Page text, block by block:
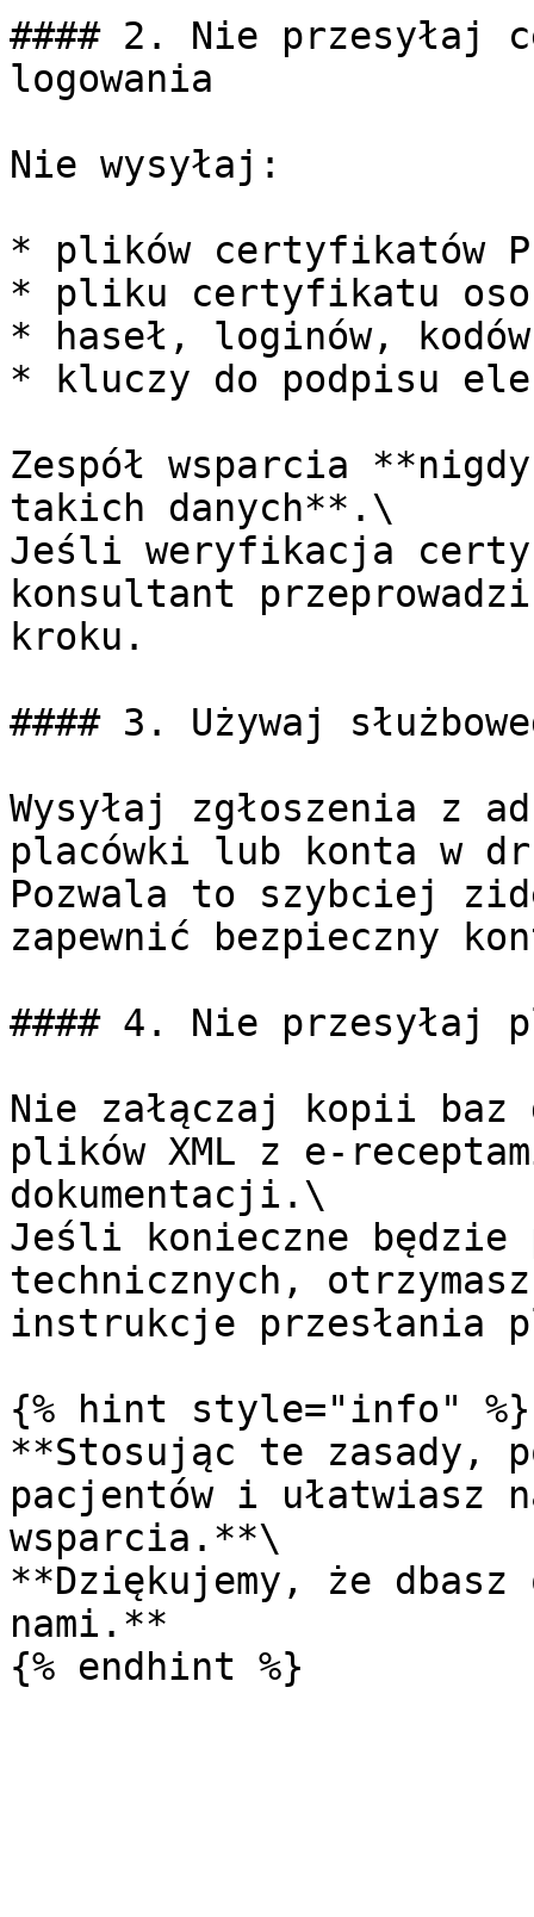
#### 2. Nie przesyłaj
logowania
Nie wysyłaj:
* plików certyfikatów
* pliku certyfikatu
* haseł, loginów,
* kluczy do podpisu
Zespół wsparcia
takich danych**.\
Jeśli weryfikacja
konsultant
kroku.
#### 3. Używaj
Wysyłaj zgłoszenia z
placówki lub konta w
Pozwala to szybciej
zapewnić bezpieczny
#### 4. Nie przesyłaj
Nie załączaj kopii
plików XML z e-
dokumentacji.\
Jeśli konieczne będzie
technicznych,
instrukcje przesłania
{% hint style="info" %}
**Stosując te zasady,
pacjentów i ułatwiasz
wsparcia.**\
**Dziękujemy, że dbasz
nami.**